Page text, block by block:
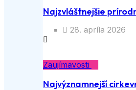
Najzvláštnejšie
28. apríla 2026
Zaujímavosti
Najvýznamnejší